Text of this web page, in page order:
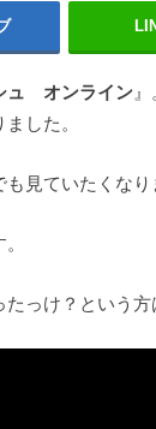
ュ オンライン
した。
見ていたくなり
っけ？という方